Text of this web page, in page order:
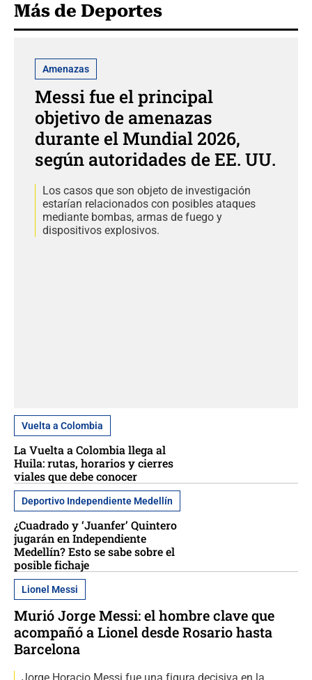
Más de Deportes
Amenazas
Messi fue el principal
objetivo de amenazas
durante el Mundial 2026,
según autoridades de EE. UU.
Los casos que son objeto de investigación
estarían relacionados con posibles ataques
mediante bombas, armas de fuego y
dispositivos explosivos.
Vuelta a Colombia
La Vuelta a Colombia llega al
Huila: rutas, horarios y cierres
viales que debe conocer
Deportivo Independiente Medellín
¿Cuadrado y ‘Juanfer’ Quintero
jugarán en Independiente
Medellín? Esto se sabe sobre el
posible fichaje
Lionel Messi
Murió Jorge Messi: el hombre clave que
acompañó a Lionel desde Rosario hasta
Barcelona